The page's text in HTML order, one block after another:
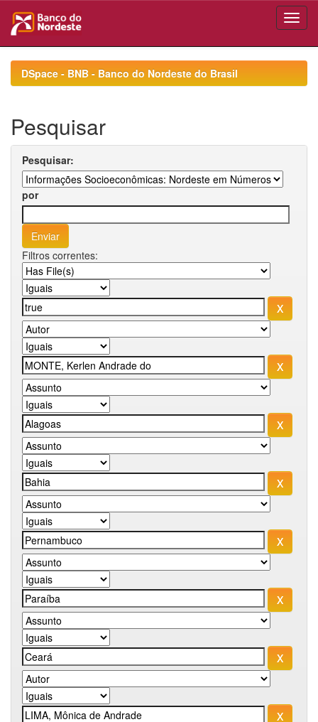
navigationDSpace - BNB - Banco do Nordeste do Brasil
Pesquisar
Pesquisar:
por
Filtros correntes: